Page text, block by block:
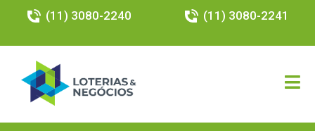
(11) 3080-2240 (11) 3080-2241